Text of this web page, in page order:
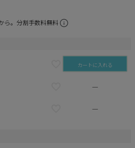
ら。分割手数料無料
カートに入れる
—
—